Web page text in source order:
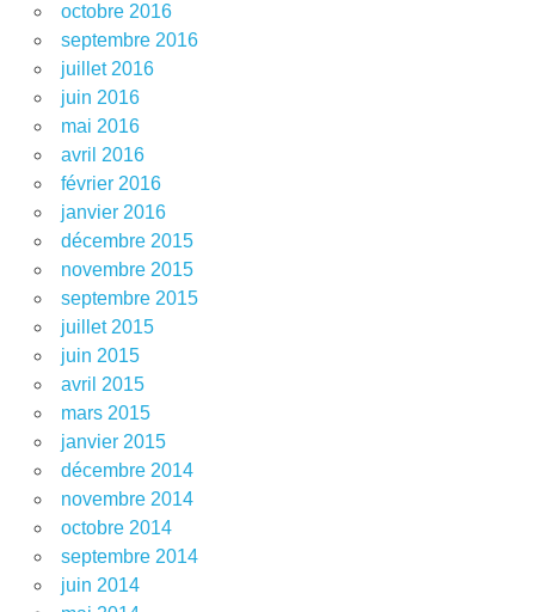
octobre 2016
septembre 2016
juillet 2016
juin 2016
mai 2016
avril 2016
février 2016
janvier 2016
décembre 2015
novembre 2015
septembre 2015
juillet 2015
juin 2015
avril 2015
mars 2015
janvier 2015
décembre 2014
novembre 2014
octobre 2014
septembre 2014
juin 2014